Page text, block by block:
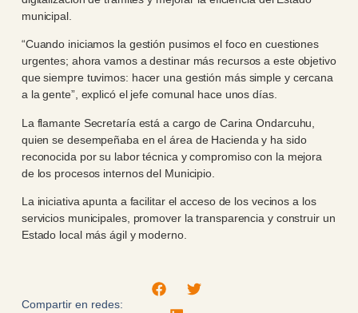
municipal.
“Cuando iniciamos la gestión pusimos el foco en cuestiones
urgentes; ahora vamos a destinar más recursos a este objetivo
que siempre tuvimos: hacer una gestión más simple y cercana
a la gente”, explicó el jefe comunal hace unos días.
La flamante Secretaría está a cargo de Carina Ondarcuhu,
quien se desempeñaba en el área de Hacienda y ha sido
reconocida por su labor técnica y compromiso con la mejora
de los procesos internos del Municipio.
La iniciativa apunta a facilitar el acceso de los vecinos a los
servicios municipales, promover la transparencia y construir un
Estado local más ágil y moderno.
Compartir en redes: